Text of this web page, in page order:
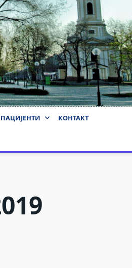
ПАЦИЈЕНТИ КОНТАКТ